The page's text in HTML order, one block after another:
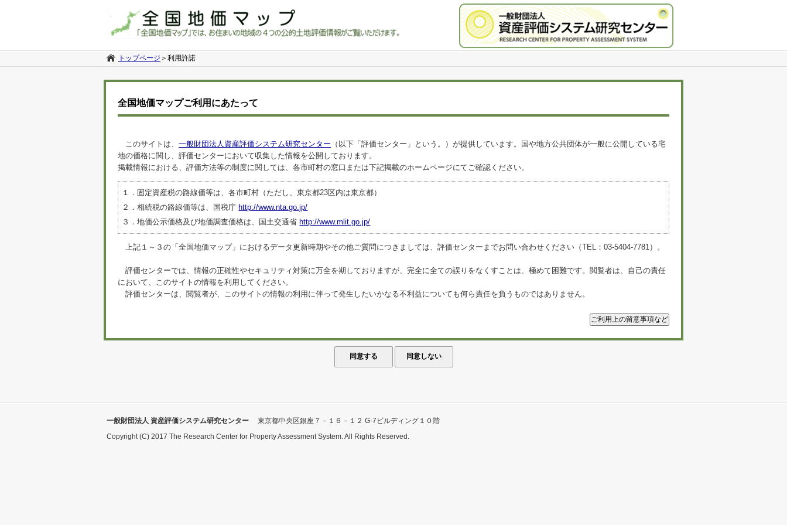
トップページ ＞ 利用許諾
全国地価マップご利用にあたって
このサイトは、 一般財団法人資産評価システム研究センター （以下「評価センター」という。）が提供しています。国や地方公共団体が一般に公開している宅
地の価格に関し、評価センターにおいて収集した情報を公開しております。
掲載情報における、評価方法等の制度に関しては、各市町村の窓口または下記掲載のホームページにてご確認ください。
１．固定資産税の路線価等は、各市町村（ただし、東京都23区内は東京都）
２．相続税の路線価等は、国税庁 http://www.nta.go.jp/
３．地価公示価格及び地価調査価格は、国土交通省 http://www.mlit.go.jp/
上記１～３の「全国地価マップ」におけるデータ更新時期やその他ご質問につきましては、評価センターまでお問い合わせください（TEL：03-5404-7781）。
評価センターでは、情報の正確性やセキュリティ対策に万全を期しておりますが、完全に全ての誤りをなくすことは、極めて困難です。閲覧者は、自己の責任
において、このサイトの情報を利用してください。
評価センターは、閲覧者が、このサイトの情報の利用に伴って発生したいかなる不利益についても何ら責任を負うものではありません。
一般財団法人 資産評価システム研究センター
東京都中央区銀座７－１６－１２ G-7ビルディング１０階
Copyright (C) 2017 The Research Center for Property Assessment System. All Rights Reserved.